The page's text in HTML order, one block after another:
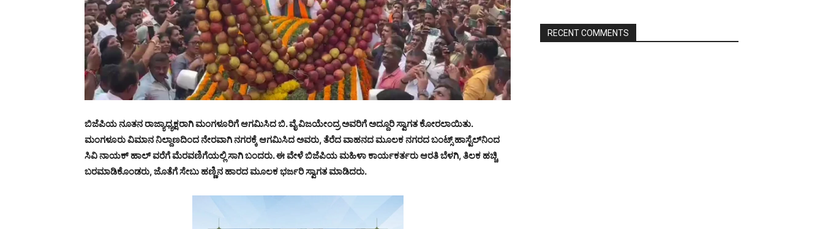
ಬಿಜೆಪಿಯ ನೂತನ ರಾಜ್ಯಾಧ್ಯಕ್ಷರಾಗಿ ಮಂಗಳೂರಿಗೆ ಆಗಮಿಸಿದ ಬಿ. ವೈ ವಿಜಯೇಂದ್ರ ಅವರಿಗೆ ಅದ್ದೂರಿ ಸ್ವಾಗತ ಕೋರಲಾಯಿತು.
ಮಂಗಳೂರು ವಿಮಾನ ನಿಲ್ದಾಣದಿಂದ ನೇರವಾಗಿ ನಗರಕ್ಕೆ ಆಗಮಿಸಿದ ಅವರು, ತೆರೆದ ವಾಹನದ ಮೂಲಕ ನಗರದ ಬಂಟ್ಸ್ ಹಾಸ್ಟೆಲ್‍ನಿಂದ
ಸಿವಿ ನಾಯಕ್ ಹಾಲ್ ವರೆಗೆ ಮೆರವಣಿಗೆಯಲ್ಲಿ ಸಾಗಿ ಬಂದರು. ಈ ವೇಳೆ ಬಿಜೆಪಿಯ ಮಹಿಳಾ ಕಾರ್ಯಕರ್ತರು ಆರತಿ ಬೆಳಗಿ, ತಿಲಕ ಹಚ್ಚಿ
ಬರಮಾಡಿಕೊಂಡರು, ಜೊತೆಗೆ ಸೇಬು ಹಣ್ಣಿನ ಹಾರದ ಮೂಲಕ ಭರ್ಜರಿ ಸ್ವಾಗತ ಮಾಡಿದರು.
RECENT COMMENTS